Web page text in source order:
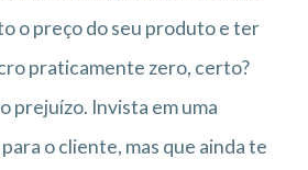
o preço do seu produto e ter
praticamente zero, certo?
prejuízo. Invista em uma
o cliente, mas que ainda te